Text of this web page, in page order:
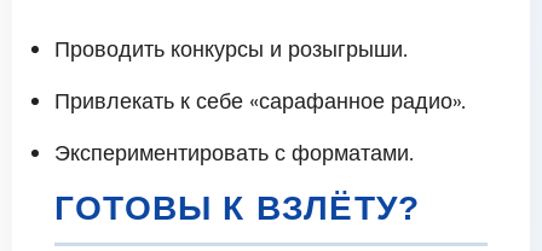
Проводить конкурсы и розыгрыши.
Привлекать к себе «сарафанное радио».
Экспериментировать с форматами.
ГОТОВЫ К ВЗЛЁТУ?